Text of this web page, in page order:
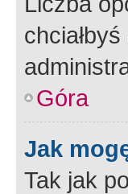
Góra
Jak
Tak jak